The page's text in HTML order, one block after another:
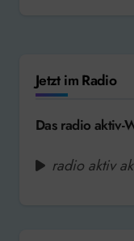
Jetzt im Radio
Das radio aktiv-
radio aktiv